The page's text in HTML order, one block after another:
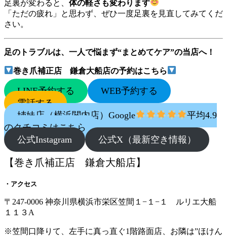
足裏が変わると、 体の軽さも変わります
「ただの疲れ」と思わず、ぜひ一度足裏を見直してみてくだ
さい。
足のトラブルは、一人で悩まず“まとめてケア”の当店へ！
巻き爪補正店 鎌倉大船店の予約はこちら
LINE予約する
WEB予約する
電話する
姉妹店（横浜関内店）Google
平均4.9
のクチコミはこちら
公式Instagram
公式X（最新空き情報）
【巻き爪補正店 鎌倉大船店】
・アクセス
〒247-0006 神奈川県横浜市栄区笠間１−１−１ ルリエ大船
１１３A
※笠間口降りて、左手に真っ直ぐ1階路面店、お隣は”ほけん